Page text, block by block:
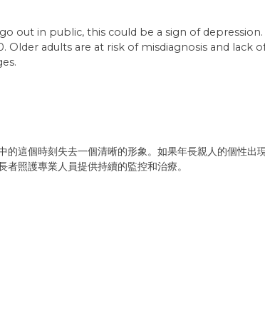
out in public, this could be a sign of
Older adults are at risk of misdiagnosis and
這個時刻失去一個清晰的形象。如果年長親人的個性出
照護專業人員提供持續的監控和治療。